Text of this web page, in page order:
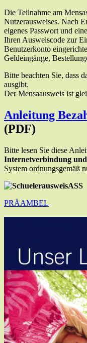
Die Teilnahme am
Nutzerausweises. Nach
eigenes Passwort und
Ihren Ausweiscode zur
Benutzerkonto
Geldeingänge,
Bitte beachten Sie, dass
ausgibt.
Der Mensaausweis ist
Anleitung
(PDF)
Bitte lesen Sie diese
Internetverbindung
System ordnungsgemäß
PRÄAMBEL